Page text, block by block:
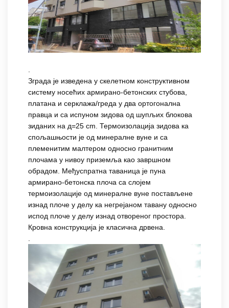
.
Зграда је изведена у скелетном конструктивном
систему носећих армирано-бетонских стубова,
платана и серклажа/греда у два ортогонална
правца и са испуном зидова од шупљих блокова
зиданих на д=25 cm. Термоизолација зидова ка
спољашњости је од минералне вуне и са
племенитим малтером односно гранитним
плочама у нивоу приземља као завршном
обрадом. Међуспратна таваница је пуна
армирано-бетонска плоча са слојем
термоизолације од минералне вуне постављене
изнад плоче у делу ка негрејаном тавану односно
испод плоче у делу изнад отвореног простора.
Кровна конструкција је класична дрвена.
.